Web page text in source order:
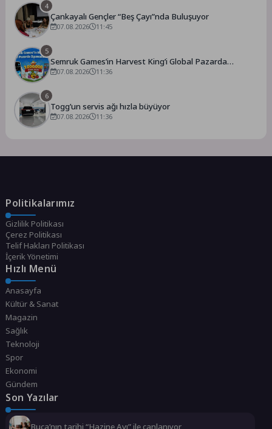
4
Çankayalı Gençler “Beş Çayı”nda Buluşuyor
07.08.2026 11:45
5
Semruk Games’in Harvest King’i Global Pazarda
Oyuncularla Buluştu!
07.08.2026 11:36
6
Togg’un servis ağı hızla büyüyor
07.08.2026 11:36
Politikalarımız
Gizlilik Politikası
Çerez Politikası
Telif Hakları Politikası
İçerik Yönetimi
Hızlı Menü
Anasayfa
Kültür & Sanat
Magazin
Sağlık
Teknoloji
Spor
Ekonomi
Gündem
Son Yazılar
Buca’nın tarihi “Hazine Avı” ile canlanıyor